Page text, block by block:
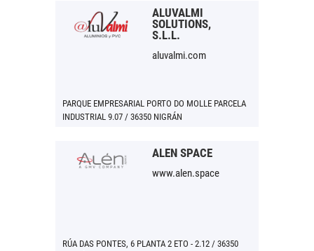
ALUVALMI
SOLUTIONS,
S.L.L.
aluvalmi.com
PARQUE EMPRESARIAL PORTO DO MOLLE PARCELA
INDUSTRIAL 9.07 / 36350 NIGRÁN
ALÉN SPACE
www.alen.space
RÚA DAS PONTES, 6 PLANTA 2 ETO - 2.12 / 36350